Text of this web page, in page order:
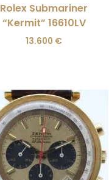
Rolex Submariner
“Kermit” 16610LV
13.600 €